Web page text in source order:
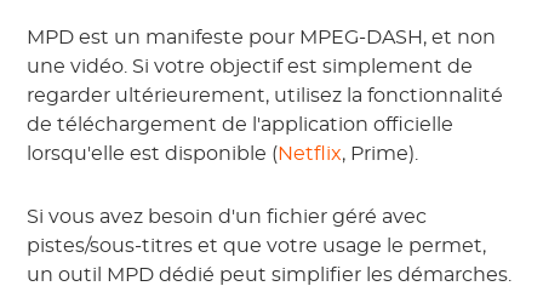
MPD est un manifeste pour MPEG-DASH, et non
une vidéo. Si votre objectif est simplement de
regarder ultérieurement, utilisez la fonctionnalité
de téléchargement de l'application officielle
lorsqu'elle est disponible ( Netflix, Prime).
Si vous avez besoin d'un fichier géré avec
pistes/sous-titres et que votre usage le permet,
un outil MPD dédié peut simplifier les démarches.